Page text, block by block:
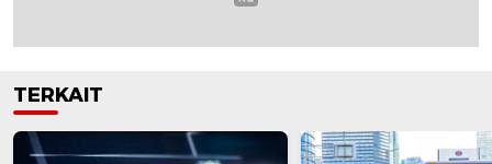
TERKAIT